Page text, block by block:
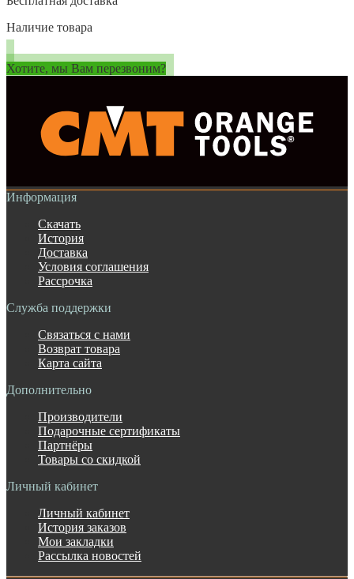
Наличие товара
Хотите, мы Вам перезвоним?
Информация
Скачать
История
Доставка
Условия соглашения
Рассрочка
Служба поддержки
Связаться с нами
Возврат товара
Карта сайта
Дополнительно
Производители
Подарочные сертификаты
Партнёры
Товары со скидкой
Личный кабинет
Личный кабинет
История заказов
Мои закладки
Рассылка новостей